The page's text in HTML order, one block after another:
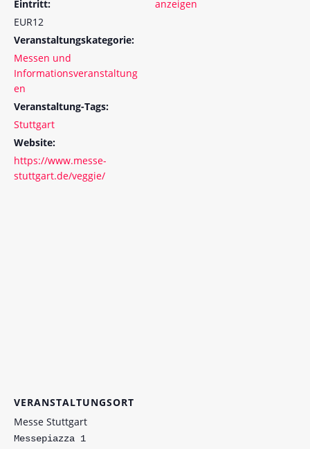
Eintritt:
EUR12
Veranstaltungskategorie:
Messen und
Informationsveranstaltung
en
Veranstaltung-Tags:
Stuttgart
Website:
https://www.messe-
stuttgart.de/veggie/
anzeigen
VERANSTALTUNGSORT
Messe Stuttgart
Messepiazza 1